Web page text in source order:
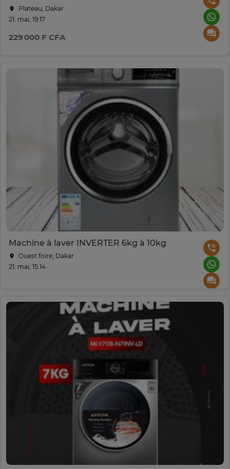
Plateau, Dakar
21. mai, 19:17
229 000 F CFA
Machine à laver INVERTER 6kg à 10kg
Ouest foire, Dakar
21. mai, 15:14